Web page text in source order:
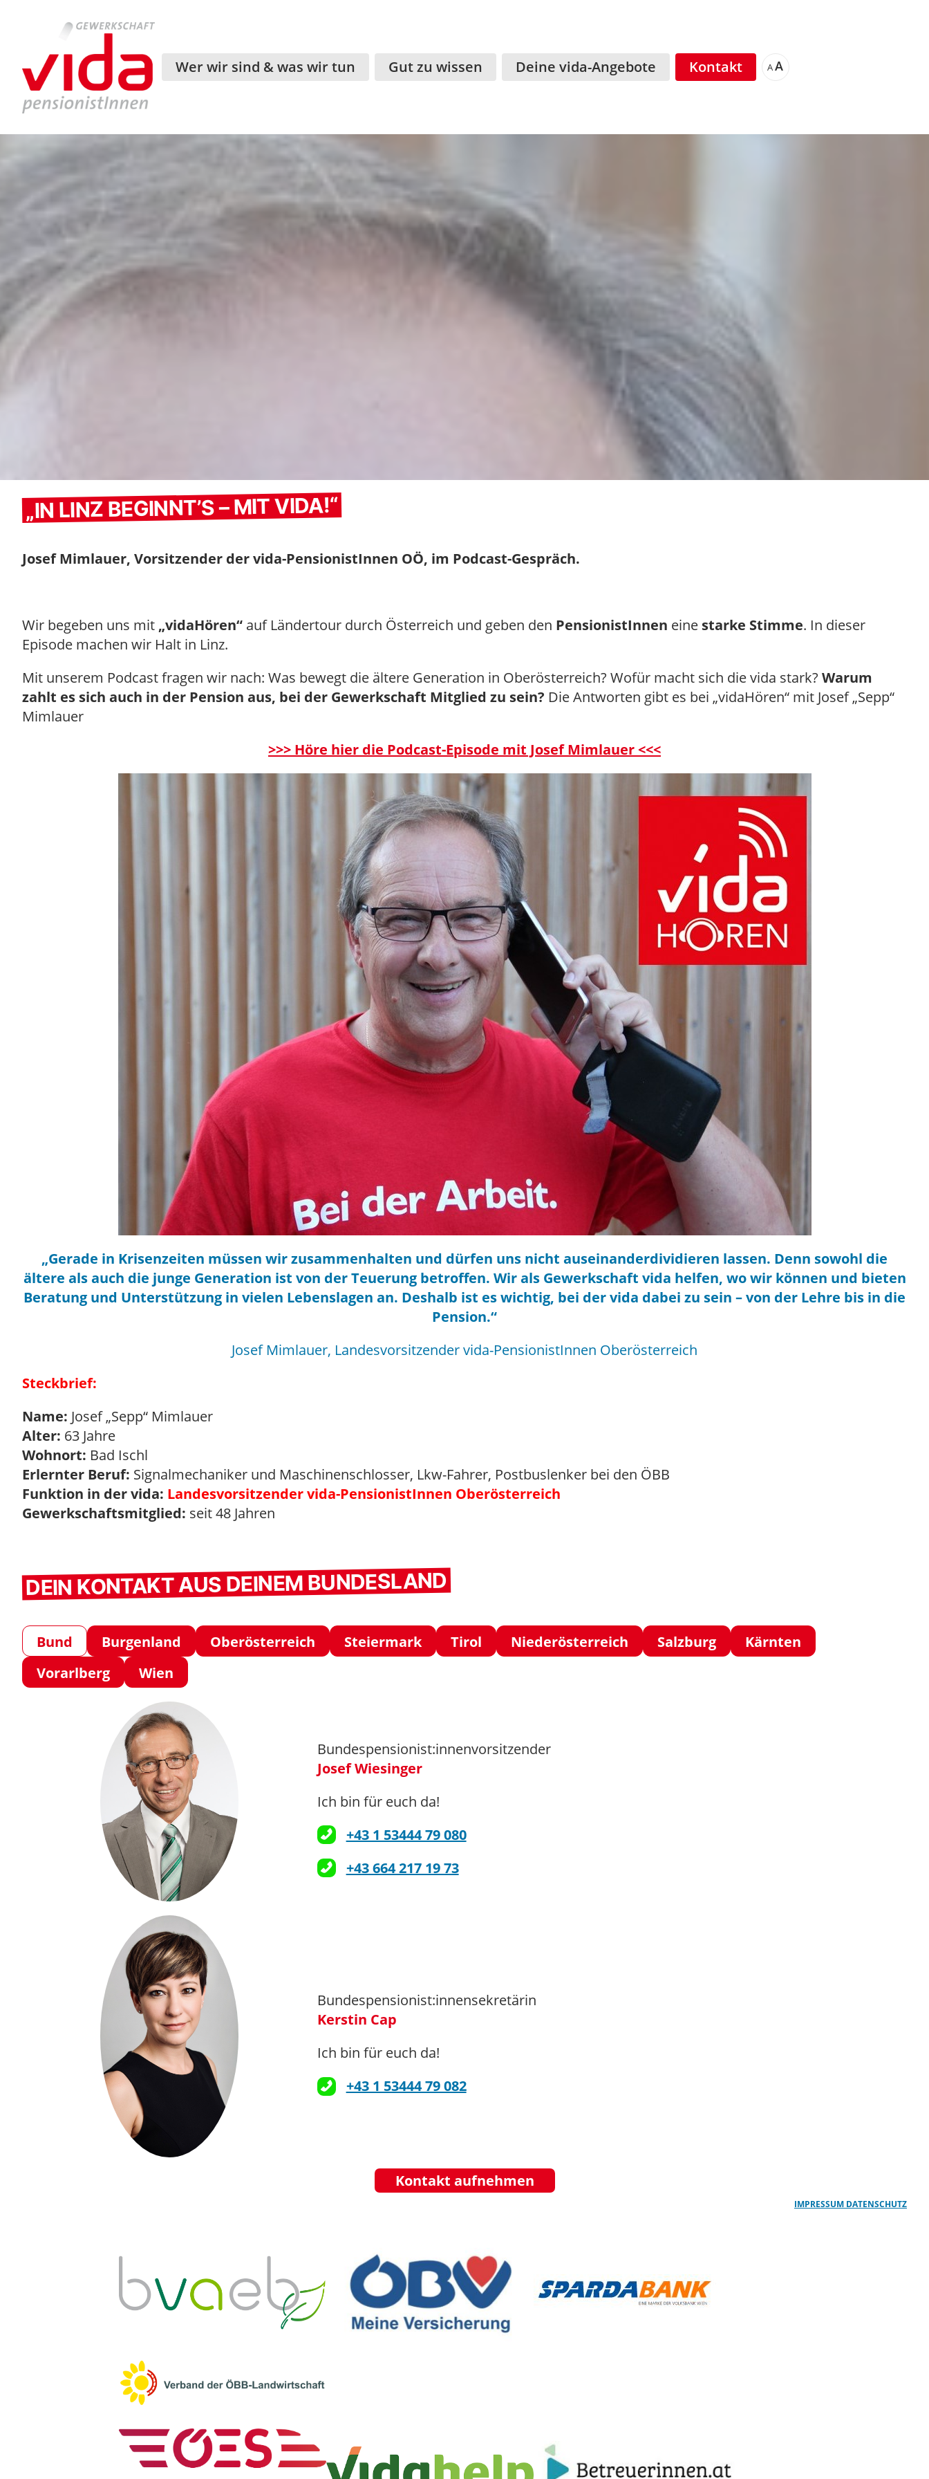
Wer wir sind & was wir tun Gut zu wissen Deine vida-Angebote Kontakt AA
„IN LINZ BEGINNT’S – MIT VIDA!“
Josef Mimlauer, Vorsitzender der vida-PensionistInnen OÖ, im Podcast-Gespräch.
Wir begeben uns mit „vidaHören“ auf Ländertour durch Österreich und geben den PensionistInnen eine starke Stimme. In dieser
Episode machen wir Halt in Linz.
Mit unserem Podcast fragen wir nach: Was bewegt die ältere Generation in Oberösterreich? Wofür macht sich die vida stark? Warum
zahlt es sich auch in der Pension aus, bei der Gewerkschaft Mitglied zu sein? Die Antworten gibt es bei „vidaHören“ mit Josef „Sepp“
Mimlauer
>>> Höre hier die Podcast-Episode mit Josef Mimlauer <<<
„Gerade in Krisenzeiten müssen wir zusammenhalten und dürfen uns nicht auseinanderdividieren lassen. Denn sowohl die
ältere als auch die junge Generation ist von der Teuerung betroffen. Wir als Gewerkschaft vida helfen, wo wir können und bieten
Beratung und Unterstützung in vielen Lebenslagen an. Deshalb ist es wichtig, bei der vida dabei zu sein – von der Lehre bis in die
Pension.“
Josef Mimlauer, Landesvorsitzender vida-PensionistInnen Oberösterreich
Steckbrief:
Name: Josef „Sepp“ Mimlauer
Alter: 63 Jahre
Wohnort: Bad Ischl
Erlernter Beruf: Signalmechaniker und Maschinenschlosser, Lkw-Fahrer, Postbuslenker bei den ÖBB
Funktion in der vida: Landesvorsitzender vida-PensionistInnen Oberösterreich
Gewerkschaftsmitglied: seit 48 Jahren
DEIN KONTAKT AUS DEINEM BUNDESLAND
Bund Burgenland Oberösterreich Steiermark Tirol Niederösterreich Salzburg
Kärnten
Vorarlberg
Wien
Bundespensionist:innenvorsitzender
Josef Wiesinger
Ich bin für euch da!
+43 1 53444 79 080
+43 664 217 19 73
Bundespensionist:innensekretärin
Kerstin Cap
Ich bin für euch da!
+43 1 53444 79 082
Kontakt aufnehmen
IMPRESSUM DATENSCHUTZ